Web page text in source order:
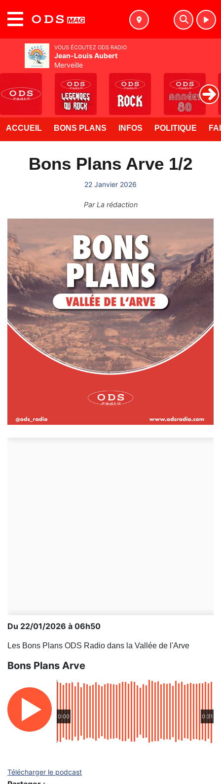
ACCUEIL BONS PLANS INFOS POLITIQUE
Bons Plans Arve 1/2
22 Janvier 2026
ParLa rédaction
Du 22/01/2026 à 06h50
Les Bons Plans ODS Radio dans la Vallée de l'Arve
Bons Plans Arve
0:00 0:31
Télécharger le podcast
VOUS ÉCOUTEZ ODS RADIO
Jean-Louis Aubert
Merveille